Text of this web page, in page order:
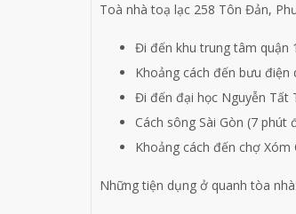
Toà nhà toạ lạc 258 Tôn Đản,
Đi đến khu trung tâm quận
Khoảng cách đến bưu điện
Đi đến đại học Nguyễn Tất
Cách sông Sài Gòn (7 phút
Khoảng cách đến chợ Xóm
Những tiện dụng ở quanh tòa nhà: